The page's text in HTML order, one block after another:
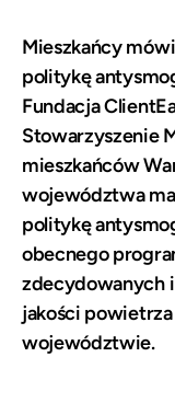
Mieszkańcy
politykę
Fundacja
Stowarzyszenie
mieszkańców
województwa
politykę
obecnego
zdecydowanych
jakości
województwie.